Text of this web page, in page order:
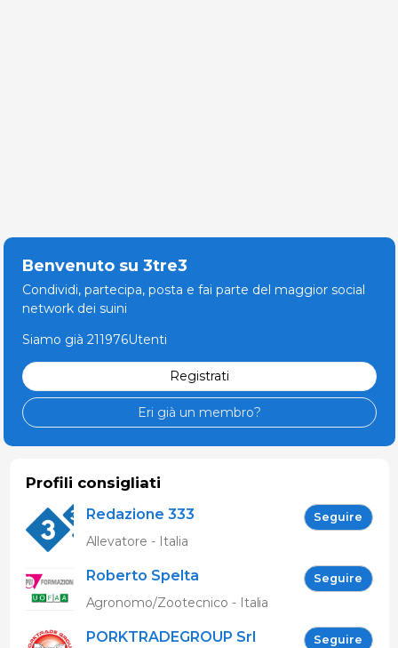
Benvenuto su 3tre3
Condividi, partecipa, posta e fai parte del maggior social
network dei suini
Siamo già 211976Utenti
Registrati
Eri già un membro?
Profili consigliati
Redazione 333 Seguire
Allevatore - Italia
Roberto Spelta Seguire
Agronomo/Zootecnico - Italia
PORKTRADEGROUP Srl Seguire